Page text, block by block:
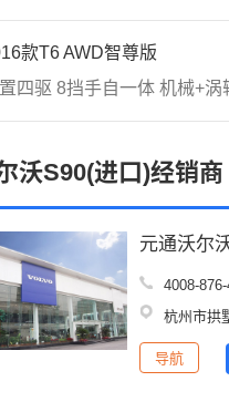
款T6 AWD智尊版
四驱 8挡手自一体 机械+涡
沃S90(进口)经销商
元通沃尔
4008-
杭州市拱
导航